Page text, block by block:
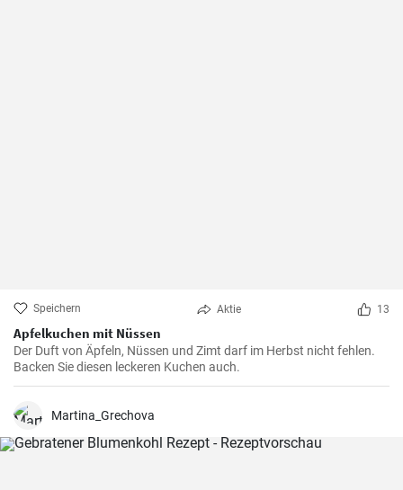
Speichern Aktie 13
Apfelkuchen mit Nüssen
Der Duft von Äpfeln, Nüssen und Zimt darf im Herbst nicht fehlen.
Backen Sie diesen leckeren Kuchen auch.
Martina_Grechova